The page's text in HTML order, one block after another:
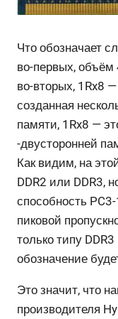
Что обозначает
во-первых, объём
во-вторых, 1Rx8
созданная
памяти, 1Rx8 —
-двусторонней
Как видим, на
DDR2 или DDR3,
способность
пиковой
только типу
обозначение
Это значит, что
производителя